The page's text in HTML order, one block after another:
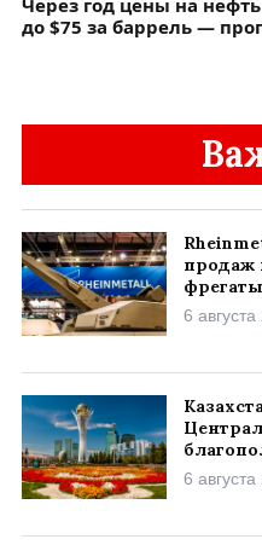
до $75 за баррель —
продаж
фрегаты
6 августа
6 августа